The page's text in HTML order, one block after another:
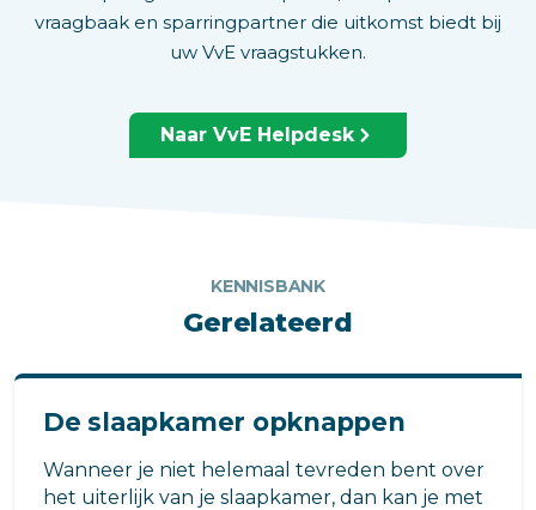
vraagbaak en sparringpartner die uitkomst biedt bij
uw VvE vraagstukken.
Naar VvE Helpdesk
KENNISBANK
Gerelateerd
De slaapkamer opknappen
Wanneer je niet helemaal tevreden bent over
het uiterlijk van je slaapkamer, dan kan je met